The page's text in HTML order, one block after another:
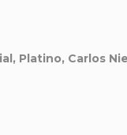
Platino, Carlos